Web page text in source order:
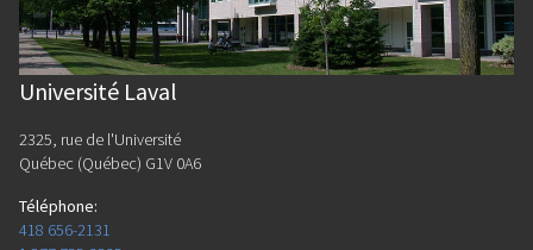
Université Laval
2325, rue de l'Université
Québec (Québec) G1V 0A6
Téléphone:
418 656-2131